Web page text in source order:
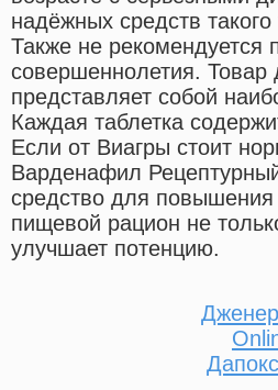
надёжных средств
Также не рекомендуется
совершеннолетия. Товар
представляет собой
Каждая таблетка
Если от Виагры стоит
Варденафил
средство для
пищевой рацион не
улучшает потенцию.